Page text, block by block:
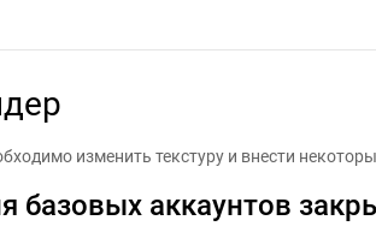
изменить текстуру и внести
базовых аккаунтов